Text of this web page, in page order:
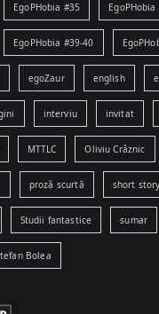
EgoPHobia #35 EgoPHobia
EgoPHobia #39-40
egoZaur english
interviu invitat
MTTLC Oliviu Crâznic
proză scurtă short story
Studii fantastice sumar
Bolea